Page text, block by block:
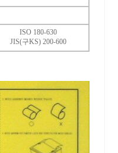
ISO 180-630
JIS(구KS) 200-600